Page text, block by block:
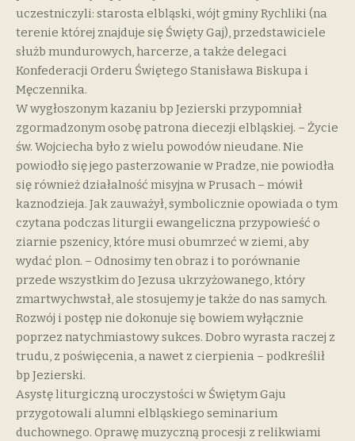
uczestniczyli: starosta elbląski, wójt gminy Rychliki (na
terenie której znajduje się Święty Gaj), przedstawiciele
służb mundurowych, harcerze, a także delegaci
Konfederacji Orderu Świętego Stanisława Biskupa i
Męczennika.
W wygłoszonym kazaniu bp Jezierski przypomniał
zgormadzonym osobę patrona diecezji elbląskiej. – Życie
św. Wojciecha było z wielu powodów nieudane. Nie
powiodło się jego pasterzowanie w Pradze, nie powiodła
się również działalność misyjna w Prusach – mówił
kaznodzieja. Jak zauważył, symbolicznie opowiada o tym
czytana podczas liturgii ewangeliczna przypowieść o
ziarnie pszenicy, które musi obumrzeć w ziemi, aby
wydać plon. – Odnosimy ten obraz i to porównanie
przede wszystkim do Jezusa ukrzyżowanego, który
zmartwychwstał, ale stosujemy je także do nas samych.
Rozwój i postęp nie dokonuje się bowiem wyłącznie
poprzez natychmiastowy sukces. Dobro wyrasta raczej z
trudu, z poświęcenia, a nawet z cierpienia – podkreślił
bp Jezierski.
Asystę liturgiczną uroczystości w Świętym Gaju
przygotowali alumni elbląskiego seminarium
duchownego. Oprawę muzyczną procesji z relikwiami